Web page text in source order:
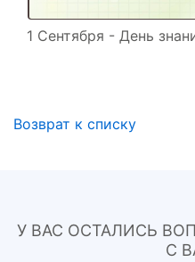
1 Сентября - День
Возврат к списку
У ВАС ОСТАЛИСЬ
С